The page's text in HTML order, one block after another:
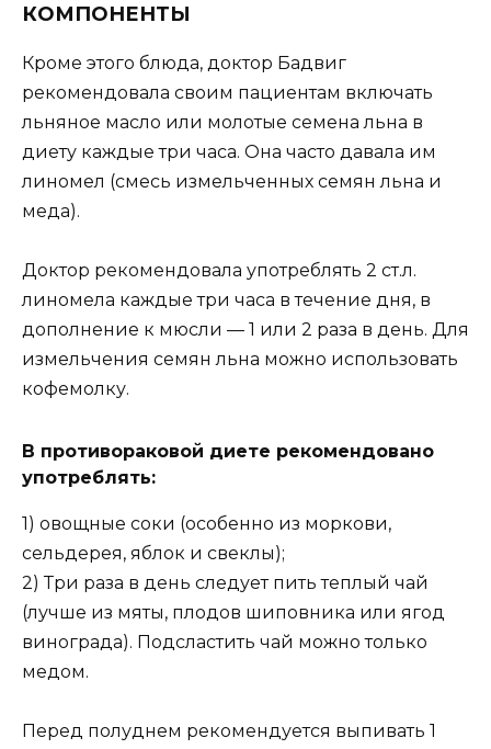
КОМПОНЕНТЫ
Кроме этого блюда, доктор Бадвиг
рекомендовала своим пациентам включать
льняное масло или молотые семена льна в
диету каждые три часа. Она часто давала им
линомел (смесь измельченных семян льна и
меда).
Доктор рекомендовала употреблять 2 ст.л.
линомела каждые три часа в течение дня, в
дополнение к мюсли — 1 или 2 раза в день. Для
измельчения семян льна можно использовать
кофемолку.
В противораковой диете рекомендовано
употреблять:
1) овощные соки (особенно из моркови,
сельдерея, яблок и свеклы);
2) Три раза в день следует пить теплый чай
(лучше из мяты, плодов шиповника или ягод
винограда). Подсластить чай можно только
медом.
Перед полуднем рекомендуется выпивать 1